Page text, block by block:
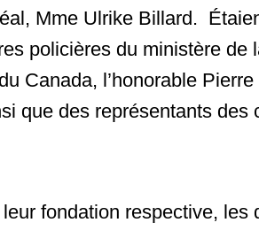
Mme Ulrike Billard.
policières du ministère de
Canada, l’honorable
que des représentants
leur fondation respective,